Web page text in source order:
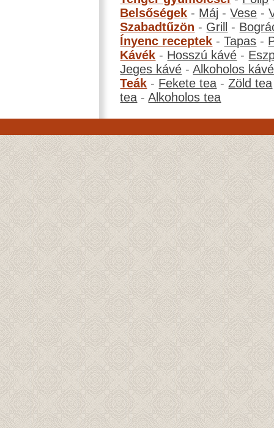
Belsőségek - Máj -Vese -
Szabadtűzön - Grill -
Ínyenc receptek -Tapas -
Kávék - Hosszú kávé -
Jeges kávé -Alkoholos kávé
Teák - Fekete tea -Zöld tea
tea -Alkoholos tea